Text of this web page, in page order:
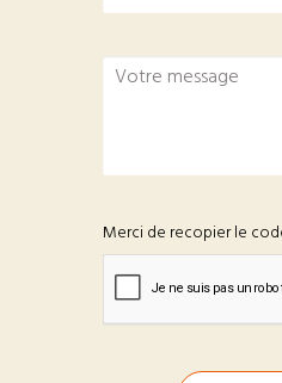
Merci de recopier le